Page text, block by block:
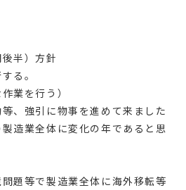
半）方針
る。
業を行う）
、強引に物事を進めて来ました
造業全体に変化の年であると思
題等で製造業全体に海外移転等